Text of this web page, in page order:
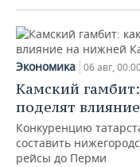
Экономика 06 авг,
Камский
поделят
Конкуренцию
составить
рейсы до Перми